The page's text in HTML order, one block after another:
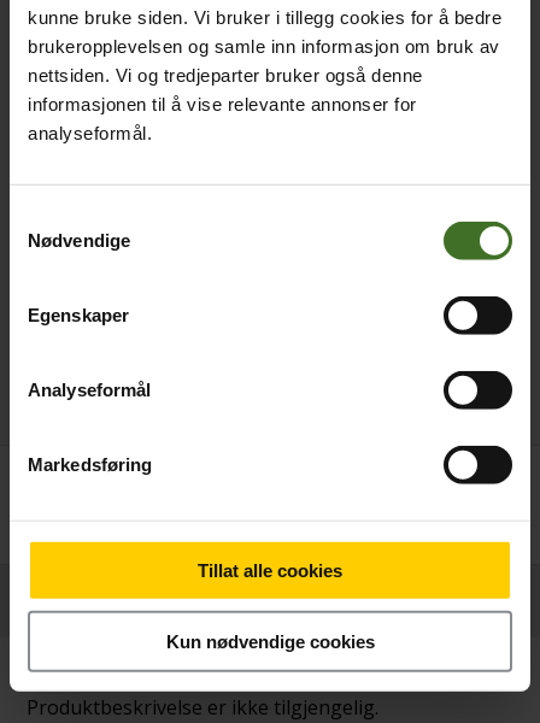
kunne bruke siden. Vi bruker i tillegg cookies for å bedre
brukeropplevelsen og samle inn informasjon om bruk av
nettsiden. Vi og tredjeparter bruker også denne
informasjonen til å vise relevante annonser for
analyseformål.
Nødvendige
Egenskaper
Analyseformål
Markedsføring
Tillat alle cookies
Kun nødvendige cookies
Produktinformasjon
Produktbeskrivelse er ikke tilgjengelig.